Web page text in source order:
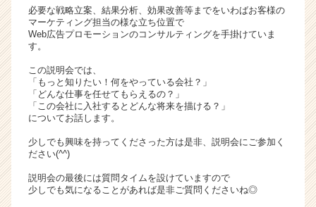
ア
（C
r
C
e
r）
必要な戦略立案、結果分析、効果改善等までをいわばお客様の
マーケティング担当の様な立ち位置で
Web広告プロモーションのコンサルティングを手掛けていま
す。
この説明会では、
「もっと知りたい！何をやっている会社？」
「どんな仕事を任せてもらえるの？」
「この会社に入社するとどんな将来を描ける？」
についてお話します。
少しでも興味を持ってくださった方は是非、説明会にご参加く
ださい(^^)
説明会の最後には質問タイムを設けていますので
少しでも気になることがあれば是非ご質問くださいね◎